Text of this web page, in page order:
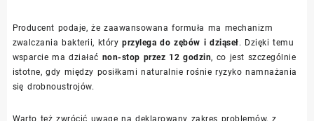
Producent podaje, że zaawansowana formuła ma mechanizm
zwalczania bakterii, któryprzylega do zębów i dziąseł. Dzięki temu
wsparcie ma działać non-stop przez 12 godzin, co jest szczególnie
istotne, gdy między posiłkami naturalnie rośnie ryzyko namnażania
się drobnoustrojów.
Warto też zwrócić uwagę na deklarowany zakres problemów, z